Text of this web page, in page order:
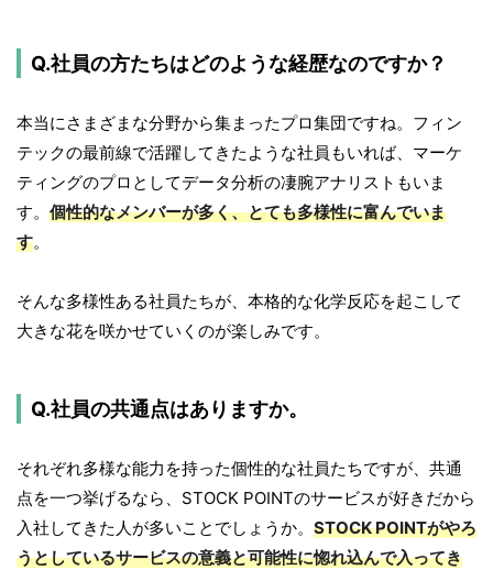
Q.社員の方たちはどのような経歴なのですか？
本当にさまざまな分野から集まったプロ集団ですね。フィン
テックの最前線で活躍してきたような社員もいれば、マーケ
ティングのプロとしてデータ分析の凄腕アナリストもいま
す。 個性的なメンバーが多く、とても多様性に富んでいま
す。
そんな多様性ある社員たちが、本格的な化学反応を起こして
大きな花を咲かせていくのが楽しみです。
Q.社員の共通点はありますか。
それぞれ多様な能力を持った個性的な社員たちですが、共通
点を一つ挙げるなら、STOCK POINTのサービスが好きだから
入社してきた人が多いことでしょうか。 STOCK POINTがやろ
うとしているサービスの意義と可能性に惚れ込んで入ってき